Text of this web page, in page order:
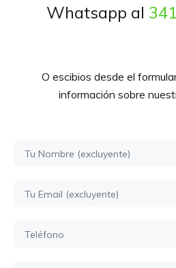
Whatsapp al
O escibios desde el
información sobre